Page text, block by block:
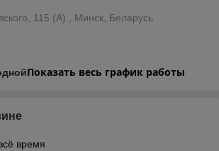
115 (А) , Минск, Беларусь
Показать весь график работы
время